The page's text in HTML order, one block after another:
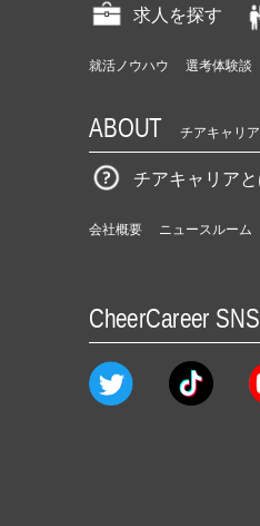
求人を探す
就活ノウハウ 選考体験談
ABOUT チアキャリ
チアキャリアと
会社概要 ニュースルーム
CheerCareer SNS